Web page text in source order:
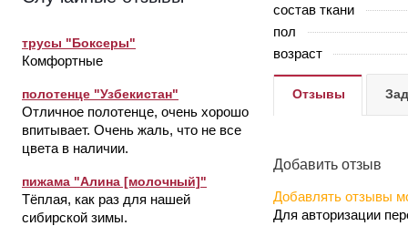
трусы "Боксеры"
Комфортные
полотенце "Узбекистан"
Отличное полотенце, очень хорошо
впитывает. Очень жаль, что не все
цвета в наличии.
пижама "Алина [молочный]"
Тёплая, как раз для нашей
сибирской зимы.
состав ткани
пол
возраст
Отзывы
Добавить отзыв
Добавлять отзывы
Для авторизации